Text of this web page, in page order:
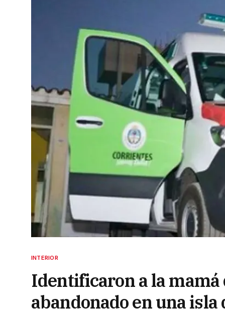
INTERIOR
Identificaron a la
abandonado en una